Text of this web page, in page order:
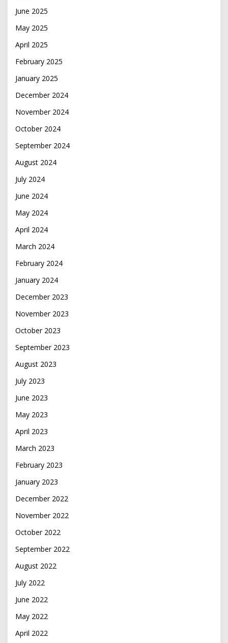
June 2025
May 2025
April 2025
February 2025
January 2025
December 2024
November 2024
October 2024
September 2024
August 2024
July 2024
June 2024
May 2024
April 2024
March 2024
February 2024
January 2024
December 2023
November 2023
October 2023
September 2023
August 2023
July 2023
June 2023
May 2023
April 2023
March 2023
February 2023
January 2023
December 2022
November 2022
October 2022
September 2022
August 2022
July 2022
June 2022
May 2022
April 2022